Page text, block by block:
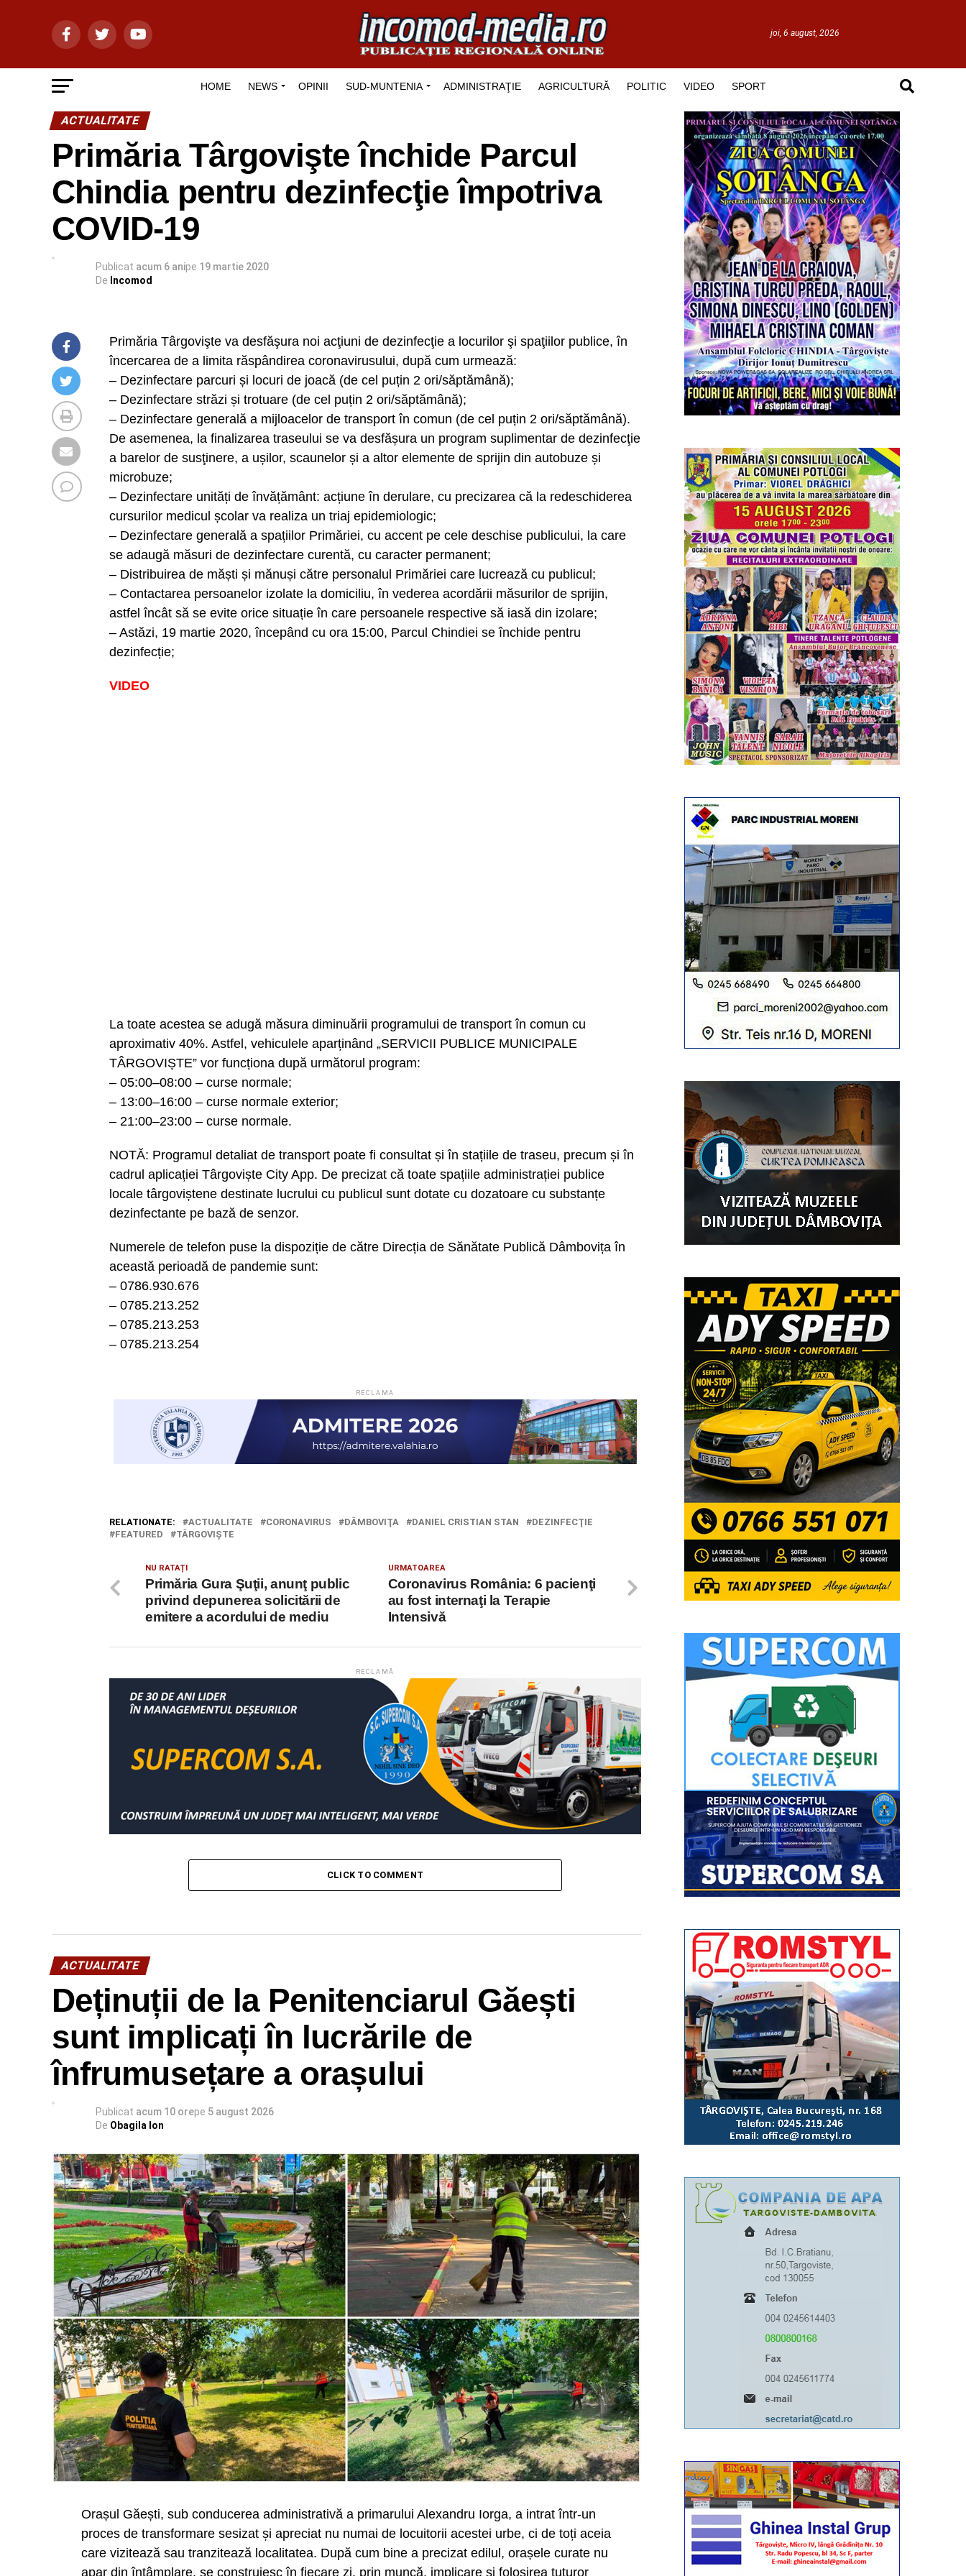
joi, 6 august, 2026
HOME NEWS OPINII SUD-MUNTENIA ADMINISTRAŢIE AGRICULTURĂ POLITIC VIDEO SPORT
ACTUALITATE
Primăria Târgovişte închide Parcul
Chindia pentru dezinfecţie împotriva
COVID-19
Publicat acum 6 anipe 19 martie 2020
De Incomod
Primăria Târgovişte va desfăşura noi acţiuni de dezinfecţie a locurilor şi spaţiilor publice, în
încercarea de a limita răspândirea coronavirusului, după cum urmează:
– Dezinfectare parcuri și locuri de joacă (de cel puțin 2 ori/săptămână);
– Dezinfectare străzi și trotuare (de cel puțin 2 ori/săptămână);
– Dezinfectare generală a mijloacelor de transport în comun (de cel puțin 2 ori/săptămână).
De asemenea, la finalizarea traseului se va desfășura un program suplimentar de dezinfecţie
a barelor de susţinere, a ușilor, scaunelor și a altor elemente de sprijin din autobuze și
microbuze;
– Dezinfectare unități de învățământ: acțiune în derulare, cu precizarea că la redeschiderea
cursurilor medicul școlar va realiza un triaj epidemiologic;
– Dezinfectare generală a spațiilor Primăriei, cu accent pe cele deschise publicului, la care
se adaugă măsuri de dezinfectare curentă, cu caracter permanent;
– Distribuirea de măști și mănuși către personalul Primăriei care lucrează cu publicul;
– Contactarea persoanelor izolate la domiciliu, în vederea acordării măsurilor de sprijin,
astfel încât să se evite orice situație în care persoanele respective să iasă din izolare;
– Astăzi, 19 martie 2020, începând cu ora 15:00, Parcul Chindiei se închide pentru
dezinfecție;
VIDEO
La toate acestea se adugă măsura diminuării programului de transport în comun cu
aproximativ 40%. Astfel, vehiculele aparținând „SERVICII PUBLICE MUNICIPALE
TÂRGOVIȘTE” vor funcționa după următorul program:
– 05:00–08:00 – curse normale;
– 13:00–16:00 – curse normale exterior;
– 21:00–23:00 – curse normale.
NOTĂ: Programul detaliat de transport poate fi consultat și în stațiile de traseu, precum și în
cadrul aplicației Târgoviște City App. De precizat că toate spațiile administrației publice
locale târgoviștene destinate lucrului cu publicul sunt dotate cu dozatoare cu substanțe
dezinfectante pe bază de senzor.
Numerele de telefon puse la dispoziție de către Direcția de Sănătate Publică Dâmbovița în
această perioadă de pandemie sunt:
– 0786.930.676
– 0785.213.252
– 0785.213.253
– 0785.213.254
RECLAMA
RELATIONATE: ACTUALITATE CORONAVIRUS DÂMBOVIŢA DANIEL CRISTIAN STAN
DEZINFECŢIE
FEATURED
TÂRGOVIŞTE
URMATOAREA
Coronavirus România: 6 pacienţi
au fost internaţi la Terapie
Intensivă
NU RATAȚI
Primăria Gura Şuţii, anunţ public
privind depunerea solicitării de
emitere a acordului de mediu
RECLAMĂ
CLICK TO COMMENT
ACTUALITATE
Deținuții de la Penitenciarul Găești
sunt implicați în lucrările de
înfrumusețare a orașului
Publicat acum 10 orepe 5 august 2026
De Obagila Ion
Orașul Găești, sub conducerea administrativă a primarului Alexandru Iorga, a intrat într-un
proces de transformare sesizat și apreciat nu numai de locuitorii acestei urbe, ci de toți aceia
care vizitează sau tranzitează localitatea. După cum bine a precizat edilul, orașele curate nu
apar din întâmplare, se construiesc în fiecare zi, prin muncă, implicare și folosirea tuturor